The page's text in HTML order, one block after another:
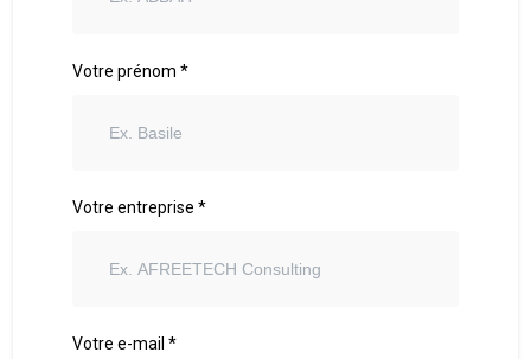
Votre prénom *
Votre entreprise *
Votre e-mail *